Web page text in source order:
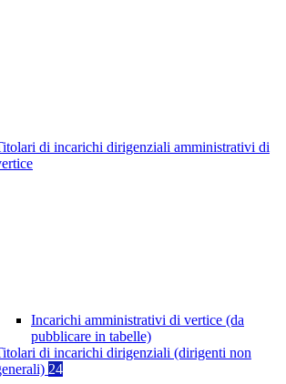
di incarichi dirigenziali amministrativi di
Incarichi amministrativi di vertice (da
pubblicare in tabelle)
di incarichi dirigenziali (dirigenti non
24